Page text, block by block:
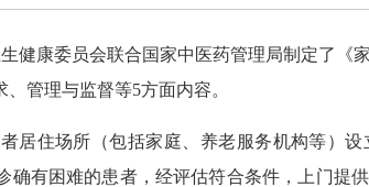
健康委员会联合国家中医药管理局制定了《
管理与监督等5方面内容。
居住场所（包括家庭、养老服务机构等）
有困难的患者，经评估符合条件，上门提